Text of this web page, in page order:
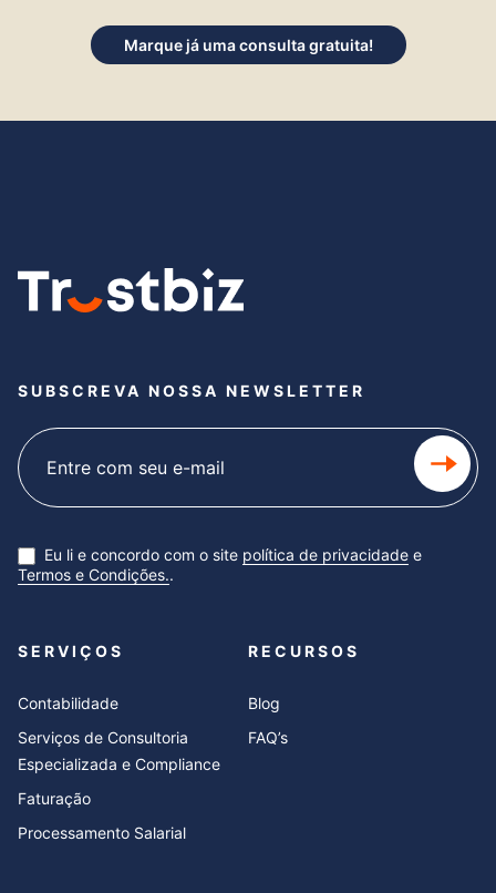
Marque já uma consulta gratuita!
SUBSCREVA NOSSA NEWSLETTER
Subscribe
newsletter
Eu li e concordo com o site política de privacidade e
Termos e Condições..
SERVIÇOS
Contabilidade
Serviços de Consultoria
Especializada e Compliance
Faturação
Processamento Salarial
RECURSOS
Blog
FAQ’s